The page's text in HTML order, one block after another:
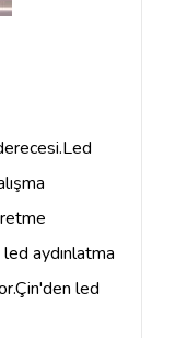
aydınlatma
led